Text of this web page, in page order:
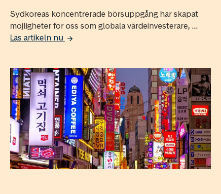
Sydkoreas koncentrerade börsuppgång har skapat
möjligheter för oss som globala värdeinvesterare, ...
Läs artikeln nu